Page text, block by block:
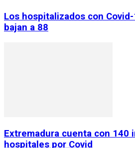
Los hospitalizados con
bajan a 88
Extremadura cuenta con 140
hospitales por Covid